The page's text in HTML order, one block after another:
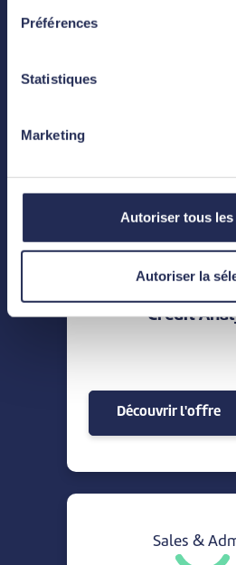
Préférences
Statistiques
Marketing
Autoriser tous les
Autoriser la
Sales &
Credit
Découvrir l'offre
Sales &